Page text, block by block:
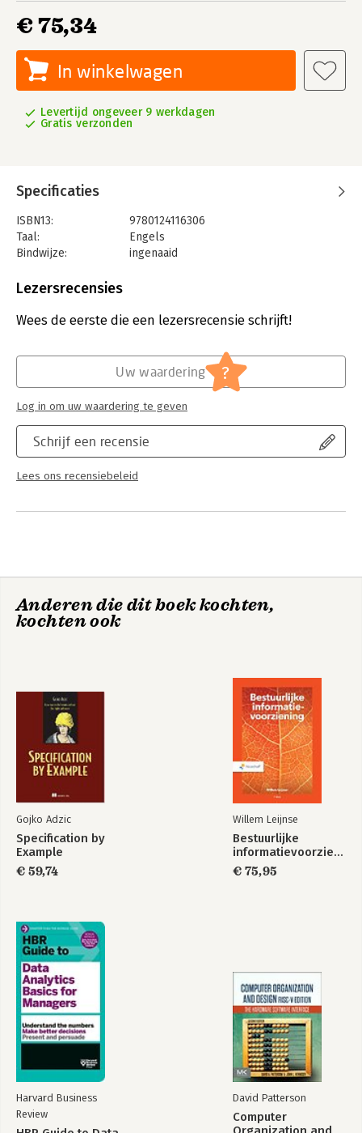
€ 75,34
In winkelwagen
Levertijd ongeveer 9 werkdagen
Gratis verzonden
Specificaties
ISBN13:
9780124116306
Taal:
Engels
Bindwijze:
ingenaaid
Hoofdrubriek:
Lezersrecensies
Wees de eerste die een lezersrecensie schrijft!
Schrijf een recensie
Lees ons recensiebeleid
Uw waardering ?
Log in om uw waardering te geven
Anderen die dit boek kochten,
kochten ook
Gojko Adzic
Specification by
Example
€ 59,74
Willem Leijnse
Bestuurlijke
informatievoorziening
€ 75,95
Harvard Business
Review
David Patterson
Computer